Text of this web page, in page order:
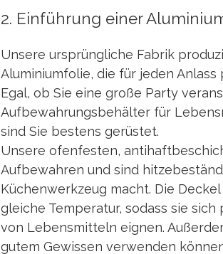
2. Einführung einer
Unsere ursprüngliche Fabrik
Aluminiumfolie, die für jeden Anlass
Egal, ob Sie eine große Party
Aufbewahrungsbehälter für
sind Sie bestens gerüstet.
Unsere ofenfesten,
Aufbewahren und sind
Küchenwerkzeug macht. Die
gleiche Temperatur, sodass sie
von Lebensmitteln eignen.
gutem Gewissen verwenden